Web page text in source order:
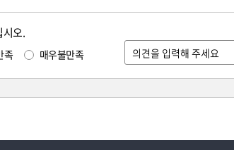
시오.
족 매우불만족